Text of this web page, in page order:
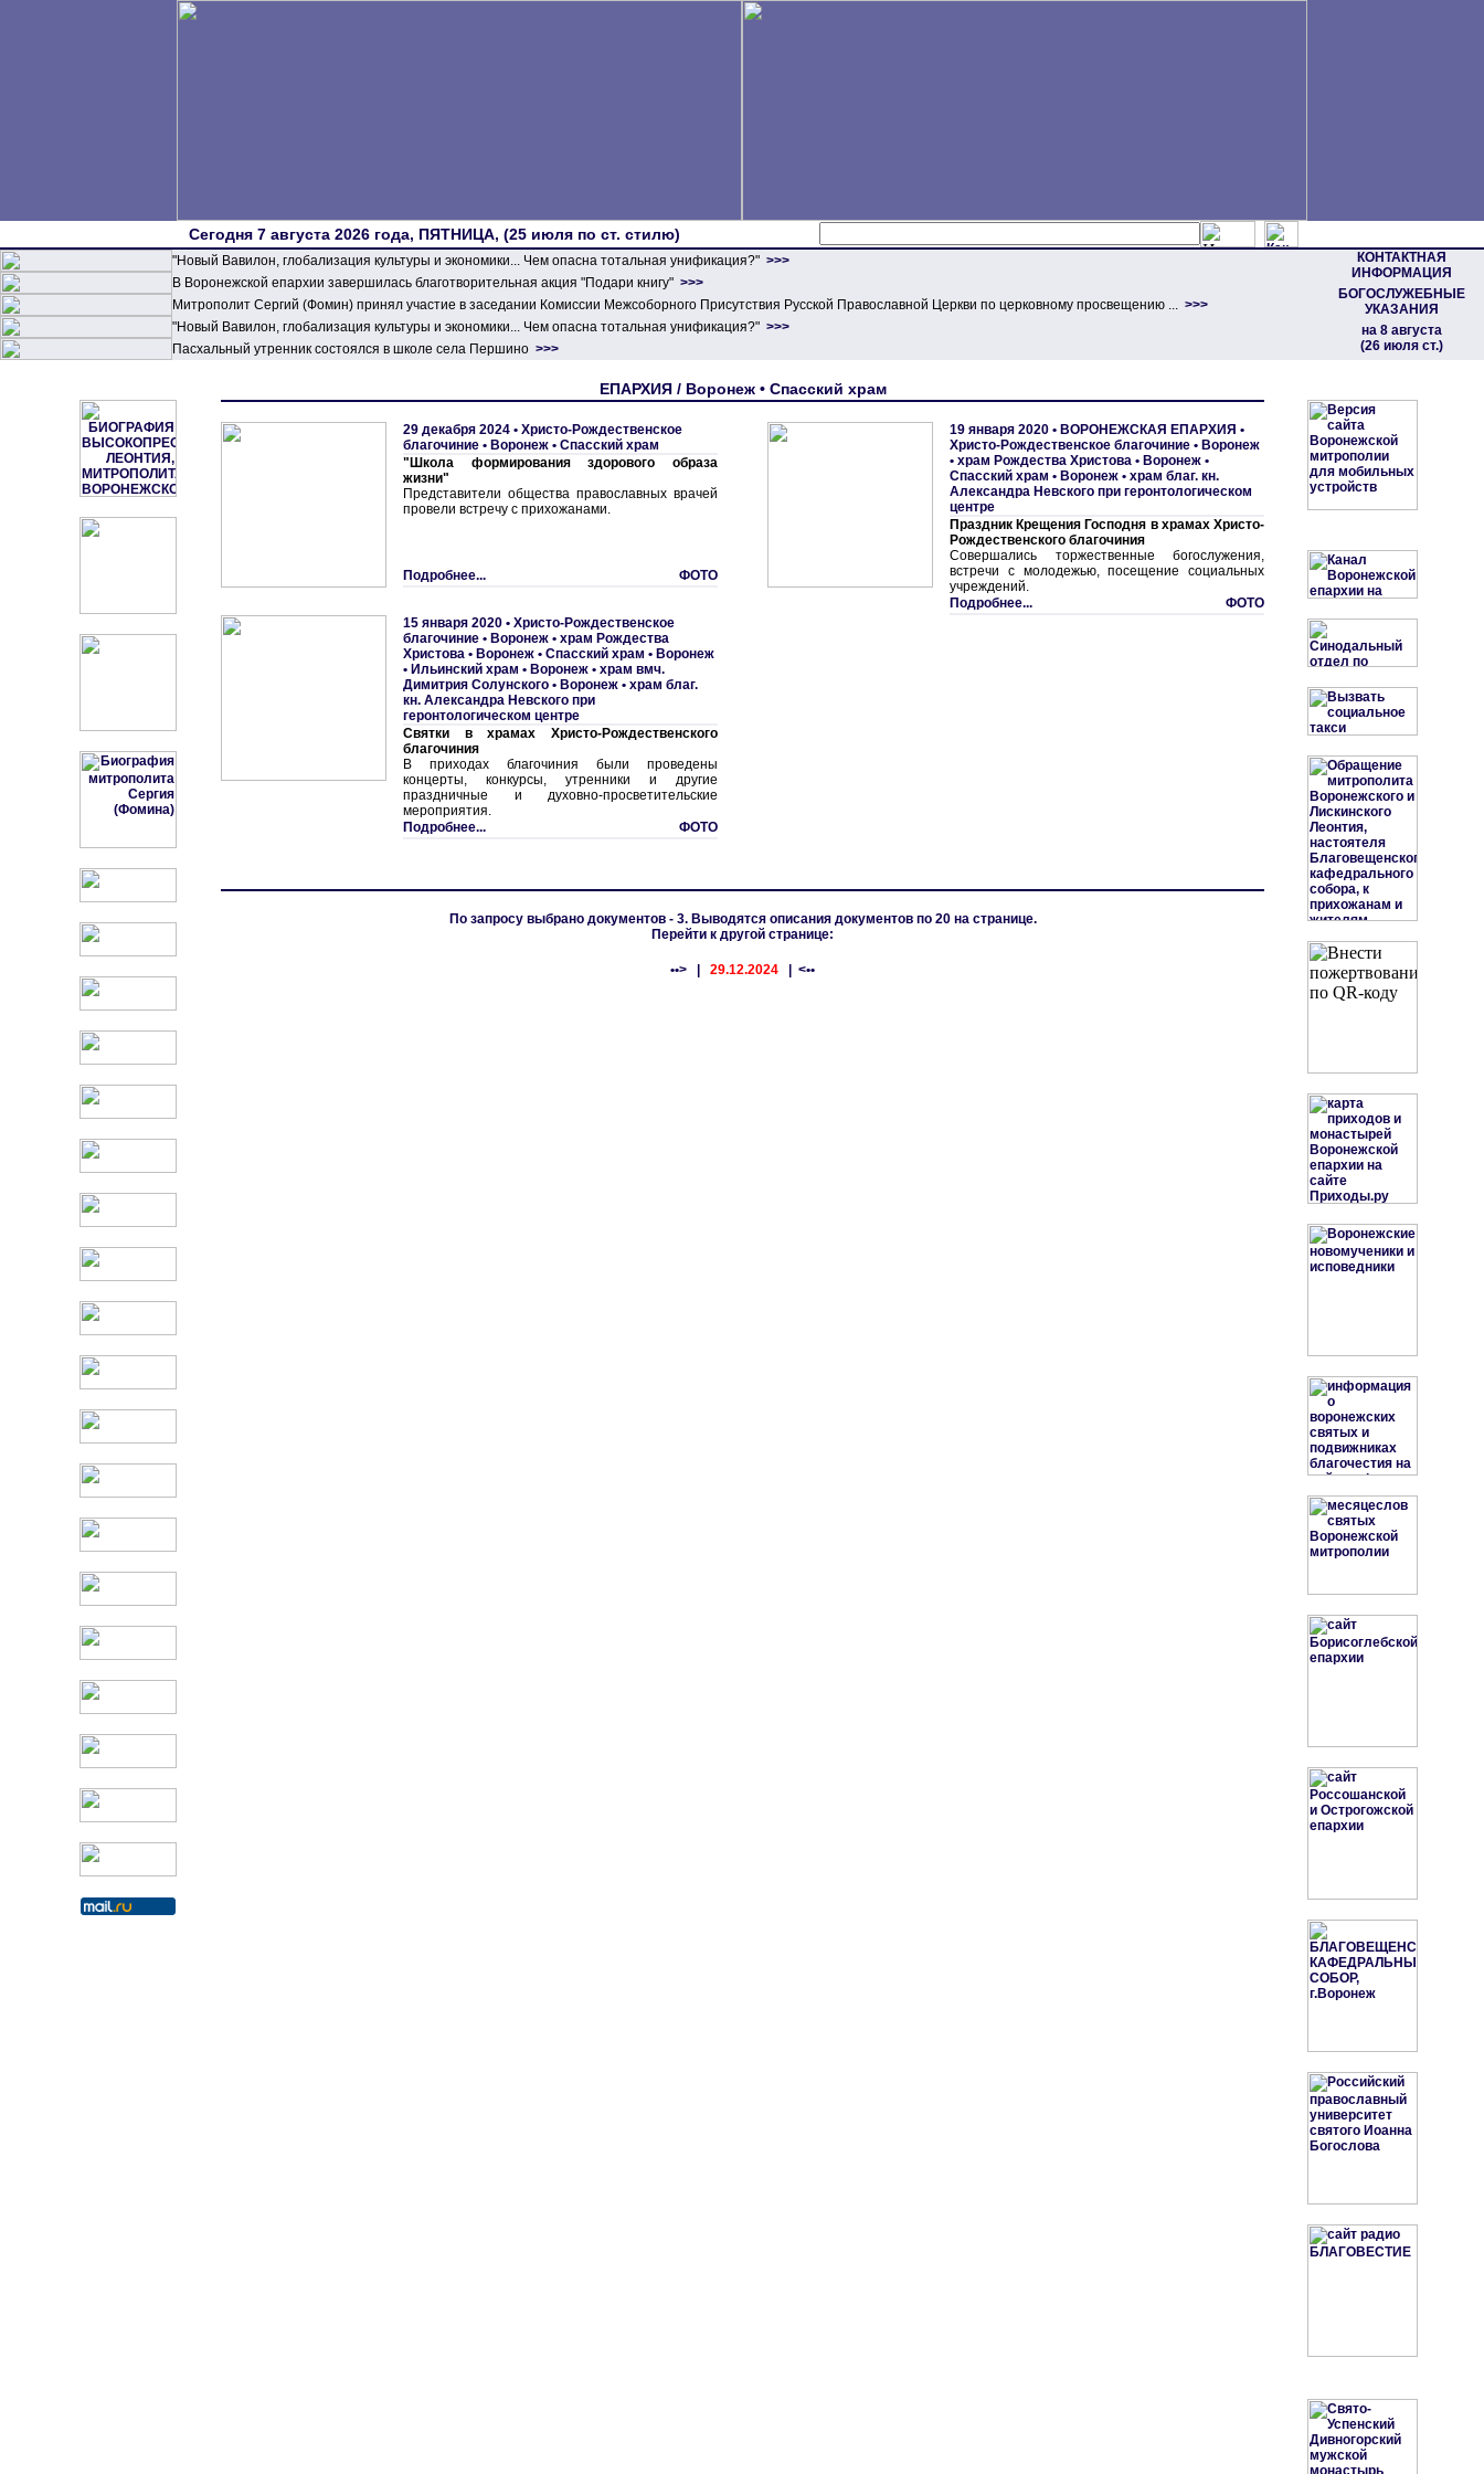
Сегодня 7 августа 2026 года, ПЯТНИЦА, (25 июля по ст. стилю)
"Новый Вавилон, глобализация культуры и экономики... Чем опасна тотальная унификация?" >>>
КОНТАКТНАЯ
ИНФОРМАЦИЯ
БОГОСЛУЖЕБНЫЕ
УКАЗАНИЯ
на 8 августа
(26 июля ст.)
В Воронежской епархии завершилась благотворительная акция "Подари книгу" >>>
Митрополит Сергий (Фомин) принял участие в заседании Комиссии Межсоборного Присутствия Русской Православной Церкви по церковному просвещению ... >>>
"Новый Вавилон, глобализация культуры и экономики... Чем опасна тотальная унификация?" >>>
Пасхальный утренник состоялся в школе села Першино >>>
ЕПАРХИЯ / Воронеж • Спасский храм
29 декабря 2024 • Христо-Рождественское
благочиние • Воронеж • Спасский храм
"Школа формирования здорового образа
жизни"
Представители общества православных врачей
провели встречу с прихожанами.
Подробнее... ФОТО
15 января 2020 • Христо-Рождественское
благочиние • Воронеж • храм Рождества
Христова • Воронеж • Спасский храм • Воронеж
• Ильинский храм • Воронеж • храм вмч.
Димитрия Солунского • Воронеж • храм благ.
кн. Александра Невского при
геронтологическом центре
Святки в храмах Христо-Рождественского
благочиния
В приходах благочиния были проведены
концерты, конкурсы, утренники и другие
праздничные и духовно-просветительские
мероприятия.
Подробнее...
ФОТО
19 января 2020 • ВОРОНЕЖСКАЯ ЕПАРХИЯ •
Христо-Рождественское благочиние • Воронеж
• храм Рождества Христова • Воронеж •
Спасский храм • Воронеж • храм благ. кн.
Александра Невского при геронтологическом
центре
Праздник Крещения Господня в храмах Христо-
Рождественского благочиния
Совершались торжественные богослужения,
встречи с молодежью, посещение социальных
учреждений.
Подробнее...
ФОТО
По запросу выбрано документов - 3. Выводятся описания документов по 20 на странице.
Перейти к другой странице:
••> 29.12.2024 | <••